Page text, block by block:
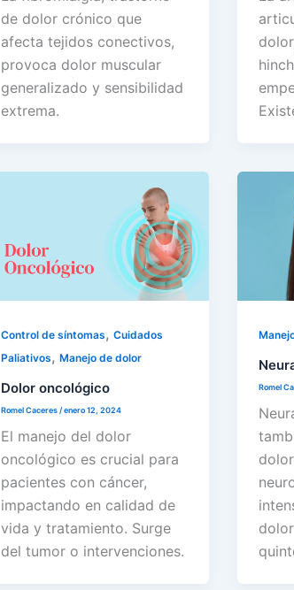
de dolor crónico que
afecta tejidos conectivos,
provoca dolor muscular
generalizado y sensibilidad
extrema.
Control de síntomas, Cuidados
Paliativos, Manejo de dolor
Dolor oncológico
Romel Caceres/enero 12, 2024
El manejo del dolor
oncológico es crucial para
pacientes con cáncer,
impactando en calidad de
vida y tratamiento. Surge
del tumor o intervenciones.
Romel